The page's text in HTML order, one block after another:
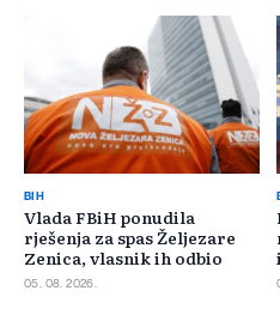
BIH
Vlada FBiH ponudila
rješenja za spas Željezare
Zenica, vlasnik ih odbio
05. 08. 2026.